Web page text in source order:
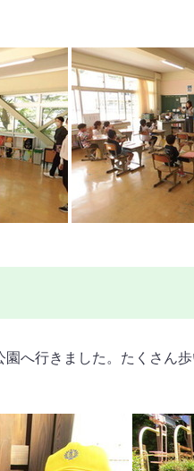
へ行きました。たくさん